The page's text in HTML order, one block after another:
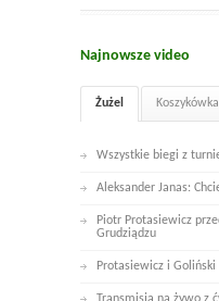
Najnowsze video
Żużel Koszykówka
Wszystkie biegi z
Aleksander Janas:
Piotr Protasiewicz
Grudziądzu
Protasiewicz i Goliński